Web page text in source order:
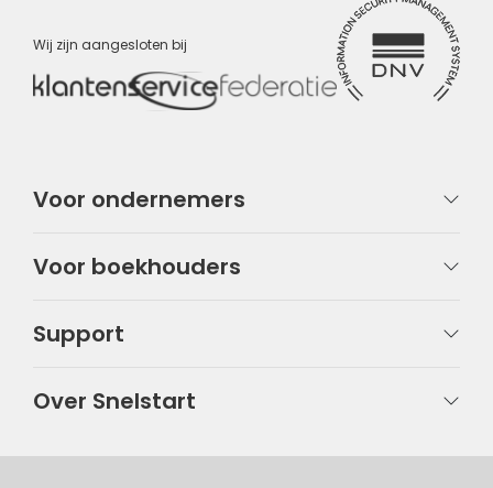
Wij zijn aangesloten bij
Voor ondernemers
Voor boekhouders
Support
Over Snelstart